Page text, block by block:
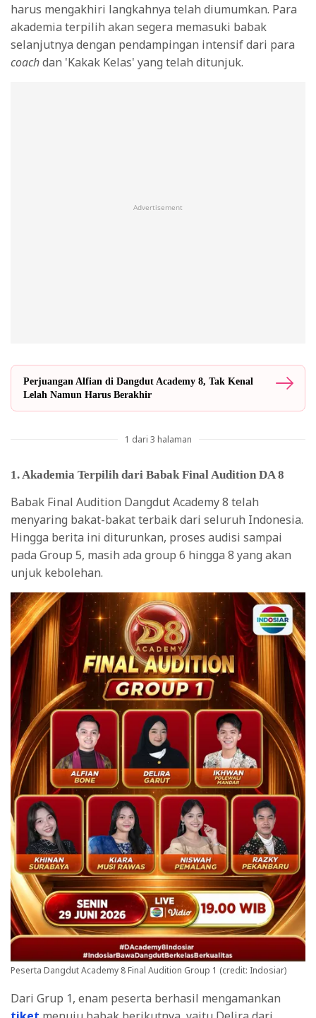
harus mengakhiri langkahnya telah diumumkan. Para
akademia terpilih akan segera memasuki babak
selanjutnya dengan pendampingan intensif dari para
coachdan 'Kakak Kelas' yang telah ditunjuk.
Advertisement
Perjuangan Alfian di Dangdut Academy 8, Tak Kenal
Lelah Namun Harus Berakhir
1 dari 3 halaman
1. Akademia Terpilih dari Babak Final Audition DA 8
Babak Final Audition Dangdut Academy 8 telah
menyaring bakat-bakat terbaik dari seluruh Indonesia.
Hingga berita ini diturunkan, proses audisi sampai
pada Group 5, masih ada group 6 hingga 8 yang akan
unjuk kebolehan.
Peserta Dangdut Academy 8 Final Audition Group 1 (credit: Indosiar)
Dari Grup 1, enam peserta berhasil mengamankan